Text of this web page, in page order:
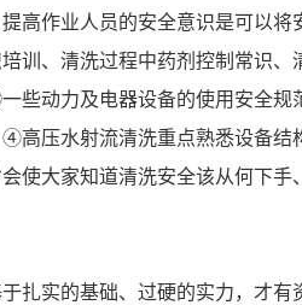
高作业人员的安全意识是可以
训、清洗过程中药剂控制常识
些动力及电器设备的使用安全
高压水射流清洗重点熟悉设备结
使大家知道清洗安全该从何下
扎实的基础、过硬的实力，才